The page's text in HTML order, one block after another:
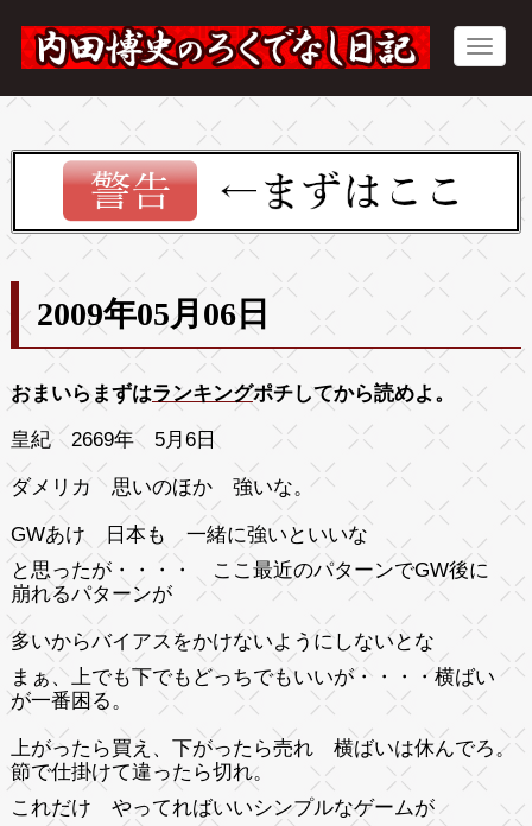
2009年05月06日
おまいらまずはランキングポチしてから読めよ。
皇紀 2669年 5月6日
ダメリカ 思いのほか 強いな。
GWあけ 日本も 一緒に強いといいな
と思ったが・・・・ ここ最近のパターンでGW後に
崩れるパターンが
多いからバイアスをかけないようにしないとな
まぁ、上でも下でもどっちでもいいが・・・・横ばい
が一番困る。
上がったら買え、下がったら売れ 横ばいは休んでろ。
節で仕掛けて違ったら切れ。
これだけ やってればいいシンプルなゲームが